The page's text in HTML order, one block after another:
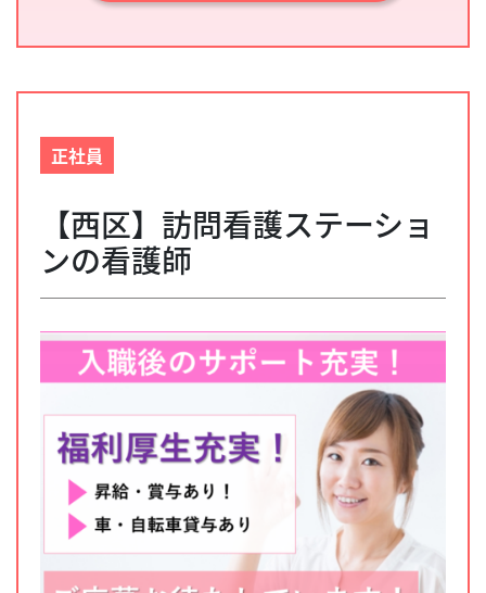
正社員
【西区】訪問看護ステーショ
ンの看護師